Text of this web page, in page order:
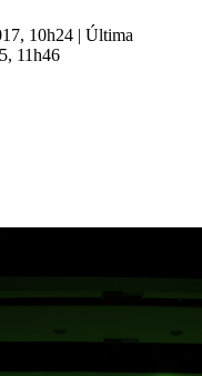
10h24 | Última
11h46